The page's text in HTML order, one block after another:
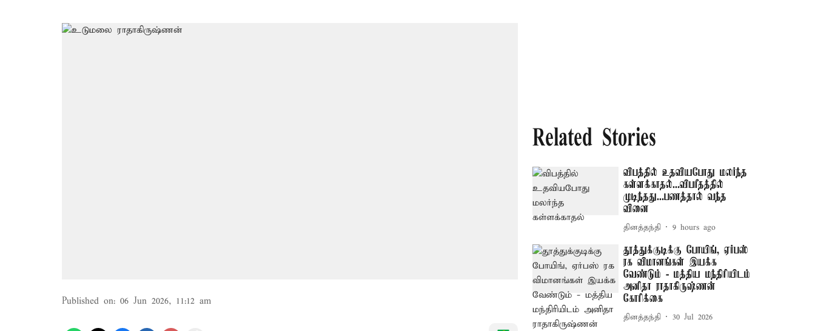
Published on: 06 Jun 2026, 11:12 am
Related Stories
விபத்தில் உதவியபோது மலர்ந்த
கள்ளக்காதல்...விபரீதத்தில்
முடிந்தது...பணத்தால் வந்த
வினை
தினத்தந்தி 9 hours ago
தூத்துக்குடிக்கு போயிங், ஏர்பஸ்
ரக விமானங்கள் இயக்க
வேண்டும் - மத்திய மந்திரியிடம்
அனிதா ராதாகிருஷ்ணன்
கோரிக்கை
தினத்தந்தி 30 Jul 2026